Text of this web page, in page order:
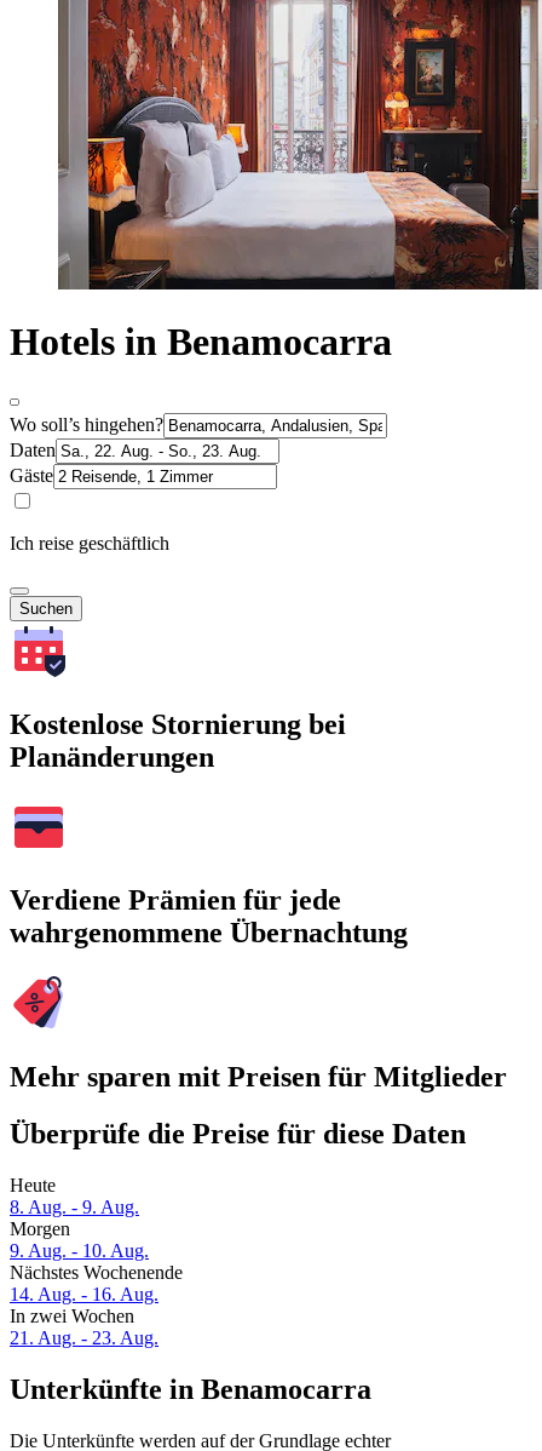
Hotels in Benamocarra
Wo soll’s hingehen?
Daten
Gäste
Ich reise geschäftlich
Suchen
Kostenlose Stornierung bei
Planänderungen
Verdiene Prämien für jede
wahrgenommene Übernachtung
Mehr sparen mit Preisen für Mitglieder
Überprüfe die Preise für diese Daten
Heute
8. Aug. - 9. Aug.
Morgen
9. Aug. - 10. Aug.
Nächstes Wochenende
14. Aug. - 16. Aug.
In zwei Wochen
21. Aug. - 23. Aug.
Unterkünfte in Benamocarra
Die Unterkünfte werden auf der Grundlage echter